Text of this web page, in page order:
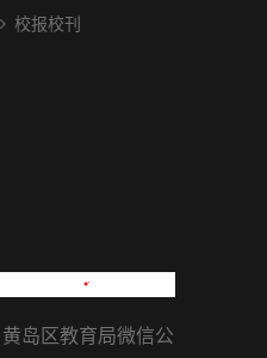
校报校刊
黄岛区教育局微信公